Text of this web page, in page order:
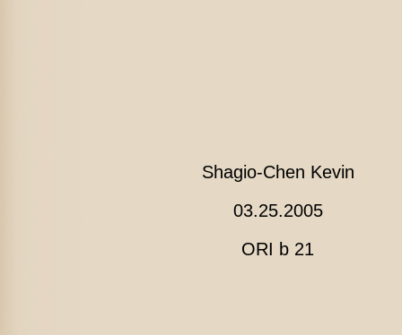
Shagio-Chen Kevin
03.25.2005
ORI b 21